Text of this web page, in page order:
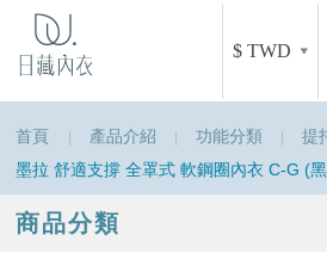
$ TWD
首頁 產品介紹 功能分類 提
墨拉 舒適支撐 全罩式 軟鋼圈內衣 C-G (黑
商品分類